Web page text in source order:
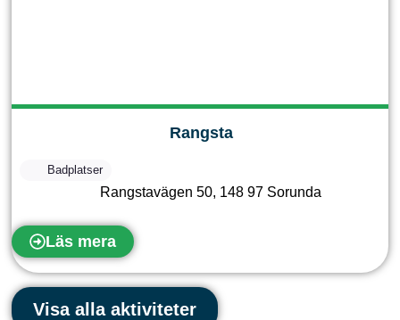
Rangsta
Badplatser
Rangstavägen 50, 148 97 Sorunda
Läs mera
Visa alla aktiviteter